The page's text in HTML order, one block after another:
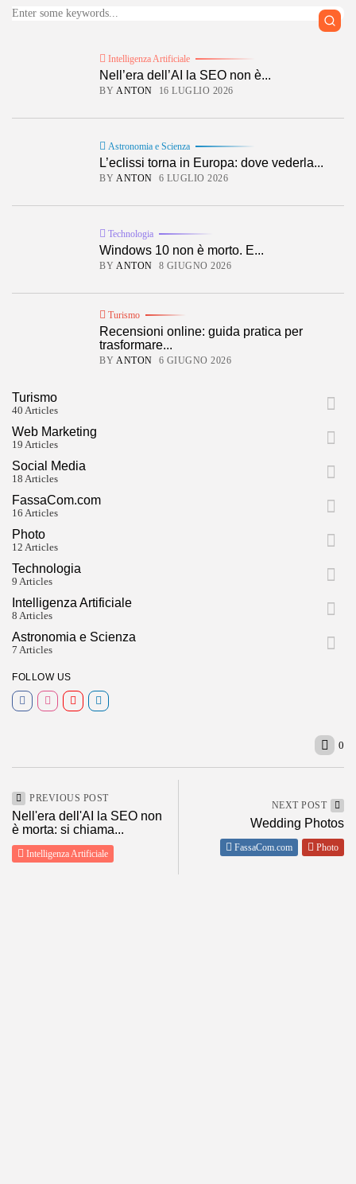
Intelligenza Artificiale
Nell’era dell’AI la SEO non è...
BY ANTON 16 LUGLIO 2026
Astronomia e Scienza
L’eclissi torna in Europa: dove vederla...
BY ANTON 6 LUGLIO 2026
Technologia
Windows 10 non è morto. E...
BY ANTON 8 GIUGNO 2026
Turismo
Recensioni online: guida pratica per
trasformare...
BY ANTON 6 GIUGNO 2026
Turismo
40 Articles
Web Marketing
19 Articles
Social Media
18 Articles
FassaCom.com
16 Articles
Photo
12 Articles
Technologia
9 Articles
Intelligenza Artificiale
8 Articles
Astronomia e Scienza
7 Articles
FOLLOW US
0
PREVIOUS POST
Nell'era dell'AI la SEO non
è morta: si chiama...
Intelligenza Artificiale
NEXT POST
Wedding Photos
FassaCom.com Photo